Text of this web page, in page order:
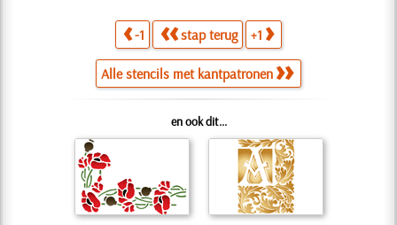
-1 stap terug +1
Alle stencils met kantpatronen
en ook dit...